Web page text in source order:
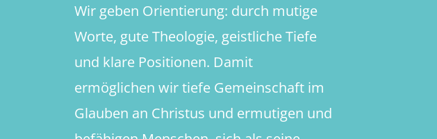
Wir geben Orientierung: durch mutige
Worte, gute Theologie, geistliche Tiefe
und klare Positionen. Damit
ermöglichen wir tiefe Gemeinschaft im
Glauben an Christus und ermutigen und